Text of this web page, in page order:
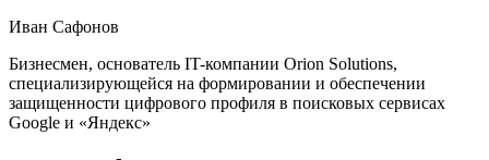
Иван Сафонов
Бизнесмен, основатель IT-компании Orion Solutions,
специализирующейся на формировании и обеспечении
защищенности цифрового профиля в поисковых сервисах
Google и «Яндекс»